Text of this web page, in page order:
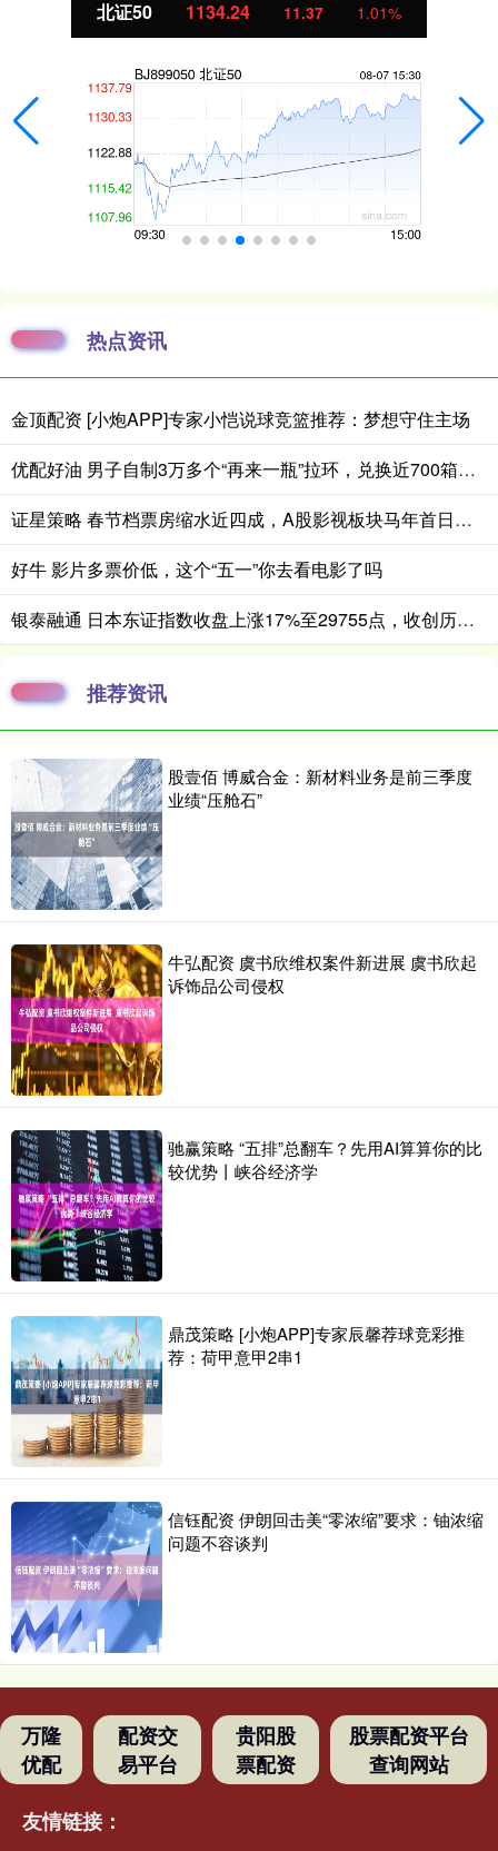
创业板指 3563.12 47.56 1.35%
热点资讯
金顶配资 [小炮APP]专家小恺说球竞篮推荐：梦想守住主场
优配好油 男子自制3万多个“再来一瓶”拉环，兑换近700箱啤酒！警方：他称个人饮用，实为出售获利
证星策略 春节档票房缩水近四成，A股影视板块马年首日垫底
好牛 影片多票价低，这个“五一”你去看电影了吗
银泰融通 日本东证指数收盘上涨17%至29755点，收创历史新高
推荐资讯
股壹佰 博威合金：新材料业务是前三季度
业绩“压舱石”
牛弘配资 虞书欣维权案件新进展 虞书欣起
诉饰品公司侵权
驰赢策略 “五排”总翻车？先用AI算算你的比
较优势丨峡谷经济学
鼎茂策略 [小炮APP]专家辰馨荐球竞彩推
荐：荷甲意甲2串1
信钰配资 伊朗回击美“零浓缩”要求：铀浓缩
问题不容谈判
万隆
优配
配资交
易平台
贵阳股
票配资
股票配资平台
查询网站
友情链接：